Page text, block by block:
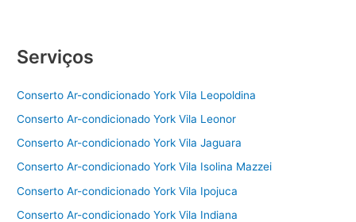
Serviços
Conserto Ar-condicionado York Vila Leopoldina
Conserto Ar-condicionado York Vila Leonor
Conserto Ar-condicionado York Vila Jaguara
Conserto Ar-condicionado York Vila Isolina Mazzei
Conserto Ar-condicionado York Vila Ipojuca
Conserto Ar-condicionado York Vila Indiana